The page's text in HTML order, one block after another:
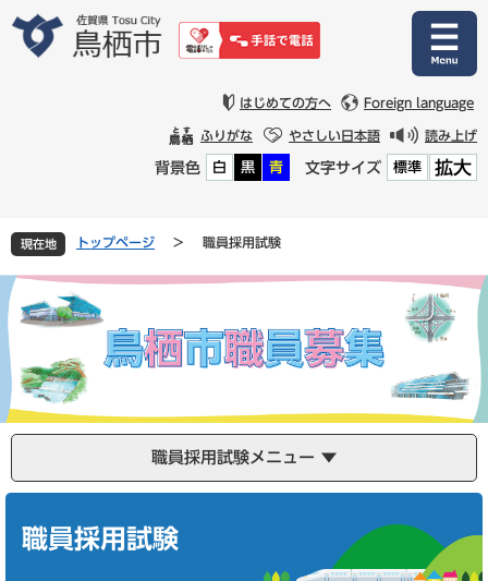
文
はじめての方へ Foreign language
ふりがな やさしい日本語 読み上げ
背景色 白 黒 青 文字サイズ 標準 拡大
現在地 トップページ > 職員採用試験
職員採用試験メニュー
職員採用試験